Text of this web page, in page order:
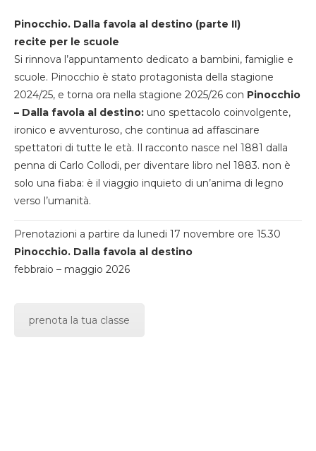
Pinocchio. Dalla favola al destino (parte II)
recite per le scuole
Si rinnova l’appuntamento dedicato a bambini, famiglie e
scuole. Pinocchio è stato protagonista della stagione
2024/25, e torna ora nella stagione 2025/26 con Pinocchio
– Dalla favola al destino: uno spettacolo coinvolgente,
ironico e avventuroso, che continua ad affascinare
spettatori di tutte le età. Il racconto nasce nel 1881 dalla
penna di Carlo Collodi, per diventare libro nel 1883. non è
solo una fiaba: è il viaggio inquieto di un’anima di legno
verso l’umanità.
Prenotazioni a partire da lunedi 17 novembre ore 15.30
Pinocchio. Dalla favola al destino
febbraio – maggio 2026
prenota la tua classe